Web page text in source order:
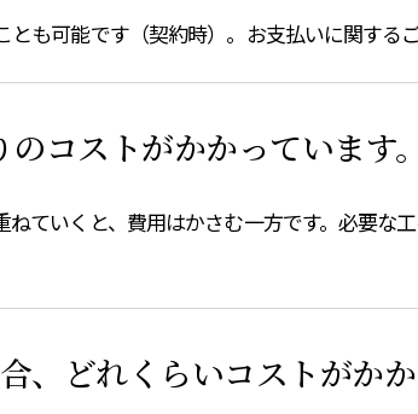
も可能です（契約時）。お支払いに関する
コストがかかっています
ていくと、費用はかさむ一方です。必要な
、どれくらいコストがか